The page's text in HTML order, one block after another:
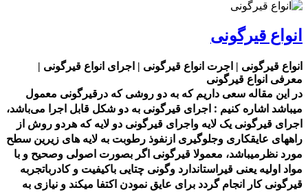
انواع قیرگونی
انواع قیرگونی | اجرت انواع قیرگونی | اجرای انواع قیرگونی |
معرفی انواع قیرگونی
در این مقاله سعی داریم که به دو روشی که درقیرگونی معمول
میباشد اشاره کنیم : اجرای قیرگونی به دو شکل قابل اجرا می‌باشد،
اجرای قیرگونی یک لایه واجرای قیرگونی دو لایه که هردو روش از
راههای عایقکاری وجلوگیری ازنفوذ رطوبت به لایه های زیرین سطح
مورد نظرمیباشد، معمولا قیرگونی اگر بصورت اصولی وصحیح و با
مواد اولیه یعنی قیراستاندارد وگونی چتایی باکیفیت و کادرباتجربه
قیرگونی کار انجام گردد برای عایق نمودن اکتفا میکند و نیازی به